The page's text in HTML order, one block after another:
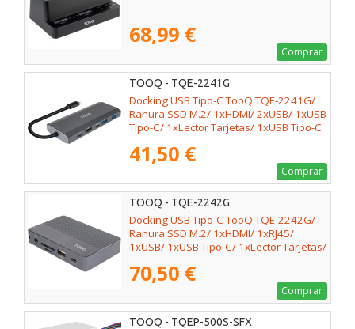
68,99 €
Comprar
TOOQ - TQE-2241G
Docking USB Tipo-C TooQ TQE-2241G/
Ranura SSD M.2/ 1xHDMI/ 2xUSB/ 1xUSB
Tipo-C/ 1xLector Tarjetas/ 1xUSB Tipo-C
41,50 €
Comprar
TOOQ - TQE-2242G
Docking USB Tipo-C TooQ TQE-2242G/
Ranura SSD M.2/ 1xHDMI/ 1xRJ45/
1xUSB/ 1xUSB Tipo-C/ 1xLector Tarjetas/
70,50 €
Comprar
TOOQ - TQEP-500S-SFX